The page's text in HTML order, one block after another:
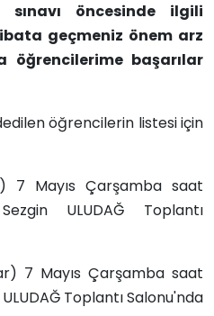
sınavı öncesinde ilgili
geçmeniz önem arz
öğrencilerime başarılar
öğrencilerin listesi için
7 Mayıs Çarşamba saat
ULUDAĞ Toplantı
7 Mayıs Çarşamba saat
Toplantı Salonu'nda